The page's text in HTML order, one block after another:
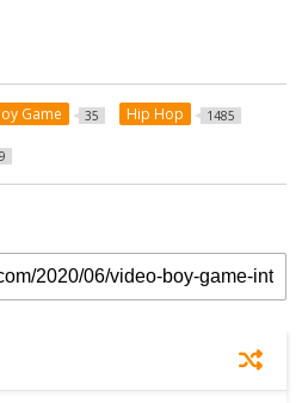
Game 35 Hip Hop 1485